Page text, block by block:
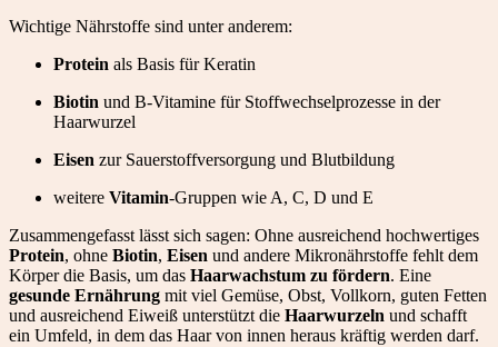
Wichtige Nährstoffe sind unter anderem:
Protein als Basis für Keratin
Biotin und B-Vitamine für Stoffwechselprozesse in der
Haarwurzel
Eisen zur Sauerstoffversorgung und Blutbildung
weitere Vitamin-Gruppen wie A, C, D und E
Zusammengefasst lässt sich sagen: Ohne ausreichend hochwertiges
Protein, ohne Biotin, Eisen und andere Mikronährstoffe fehlt dem
Körper die Basis, um das Haarwachstum zu fördern. Eine
gesunde Ernährung mit viel Gemüse, Obst, Vollkorn, guten Fetten
und ausreichend Eiweiß unterstützt die Haarwurzeln und schafft
ein Umfeld, in dem das Haar von innen heraus kräftig werden darf.